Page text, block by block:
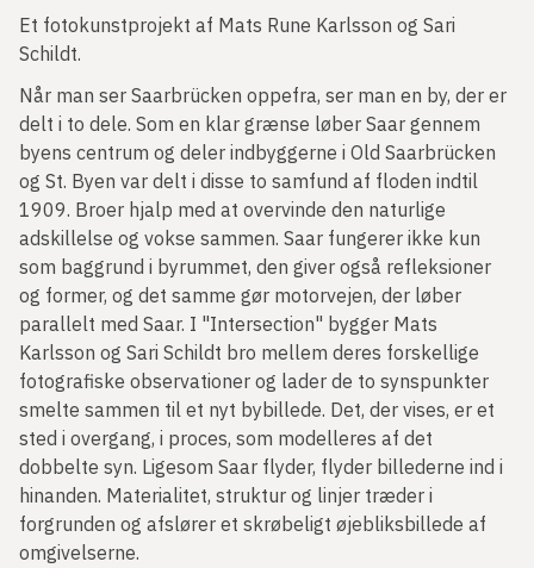
Et fotokunstprojekt af Mats Rune Karlsson og Sari
Schildt.
Når man ser Saarbrücken oppefra, ser man en by, der er
delt i to dele. Som en klar grænse løber Saar gennem
byens centrum og deler indbyggerne i Old Saarbrücken
og St. Byen var delt i disse to samfund af floden indtil
1909. Broer hjalp med at overvinde den naturlige
adskillelse og vokse sammen. Saar fungerer ikke kun
som baggrund i byrummet, den giver også refleksioner
og former, og det samme gør motorvejen, der løber
parallelt med Saar. I "Intersection" bygger Mats
Karlsson og Sari Schildt bro mellem deres forskellige
fotografiske observationer og lader de to synspunkter
smelte sammen til et nyt bybillede. Det, der vises, er et
sted i overgang, i proces, som modelleres af det
dobbelte syn. Ligesom Saar flyder, flyder billederne ind i
hinanden. Materialitet, struktur og linjer træder i
forgrunden og afslører et skrøbeligt øjebliksbillede af
omgivelserne.